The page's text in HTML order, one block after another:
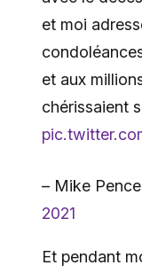
et moi
et aux
chérissaient
– Mike
2021
Et pendant